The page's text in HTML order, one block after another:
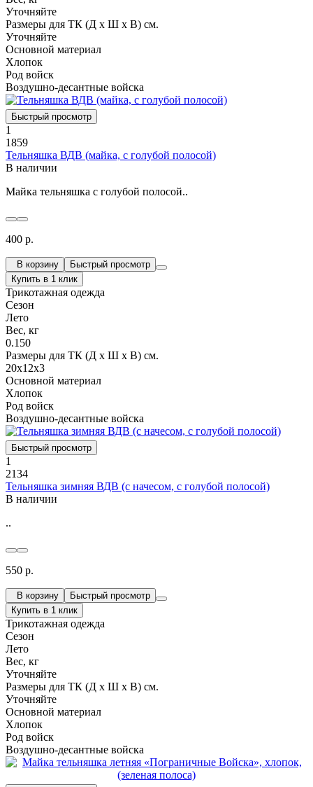
Уточняйте
Размеры для ТК (Д х Ш х В) см.
Уточняйте
Основной материал
Хлопок
Род войск
Воздушно-десантные войска
Быстрый просмотр
1
1859
Тельняшка ВДВ (майка, с голубой полосой)
В наличии
Майка тельняшка с голубой полосой..
400 р.
В корзину
Быстрый просмотр
Купить в 1 клик
Трикотажная одежда
Сезон
Лето
Вес, кг
0.150
Размеры для ТК (Д х Ш х В) см.
20х12х3
Основной материал
Хлопок
Род войск
Воздушно-десантные войска
Быстрый просмотр
1
2134
Тельняшка зимняя ВДВ (с начесом, с голубой полосой)
В наличии
..
550 р.
В корзину
Быстрый просмотр
Купить в 1 клик
Трикотажная одежда
Сезон
Лето
Вес, кг
Уточняйте
Размеры для ТК (Д х Ш х В) см.
Уточняйте
Основной материал
Хлопок
Род войск
Воздушно-десантные войска